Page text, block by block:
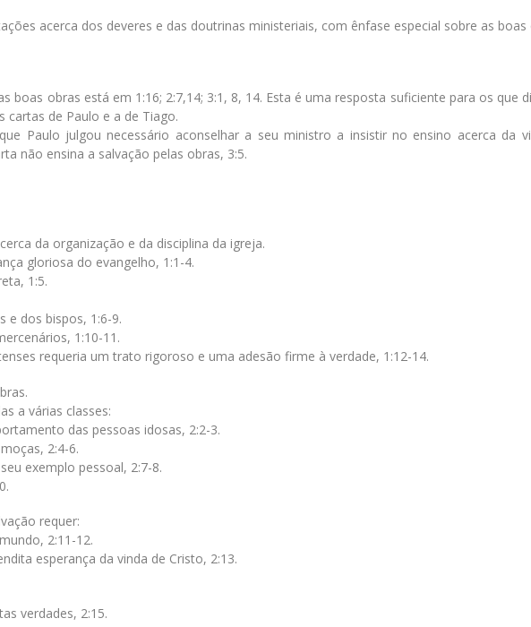
acerca dos deveres e das doutrinas ministeriais, com ênfase especial sobre as boas
boas obras está em 1:16; 2:7,14; 3:1, 8, 14. Esta é uma resposta suficiente para os que
de Paulo e a de Tiago.
Paulo julgou necessário aconselhar a seu ministro a insistir no ensino acerca da
não ensina a salvação pelas obras, 3:5.
da organização e da disciplina da igreja.
gloriosa do evangelho, 1:1-4.
1:5.
e dos bispos, 1:6-9.
1:10-11.
requeria um trato rigoroso e uma adesão firme à verdade, 1:12-14.
a várias classes:
das pessoas idosas, 2:2-3.
2:4-6.
exemplo pessoal, 2:7-8.
requer:
2:11-12.
esperança da vinda de Cristo, 2:13.
verdades, 2:15.